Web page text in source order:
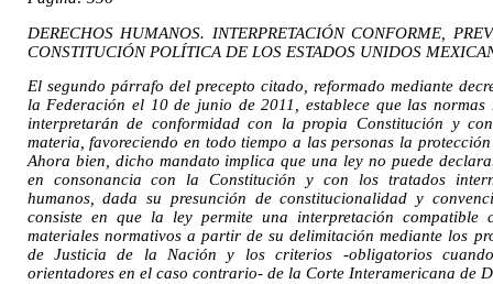
DERECHOS HUMANOS. INTERPRETACIÓN CONFORME,
CONSTITUCIÓN POLÍTICA DE LOS ESTADOS UNIDOS
El segundo párrafo del precepto citado, reformado mediante
la Federación el 10 de junio de 2011, establece que las normas
interpretarán de conformidad con la propia Constitución y
materia, favoreciendo en todo tiempo a las personas la
Ahora bien, dicho mandato implica que una ley no puede
en consonancia con la Constitución y con los tratados
humanos, dada su presunción de constitucionalidad y
consiste en que la ley permite una interpretación compatible
materiales normativos a partir de su delimitación mediante los
de Justicia de la Nación y los criterios -obligatorios
orientadores en el caso contrario- de la Corte Interamericana de